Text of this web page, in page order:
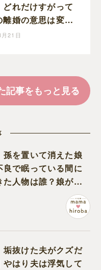
どれだけすがって
離婚の意思は変わ
クセ強義母に抗
21日
記事をもっと見る
孫を置いて消えた娘
良で眠っている間に
た人物は誰？娘が戻
のかと不安になる
垢抜けた夫がクズだ
やはり夫は浮気して